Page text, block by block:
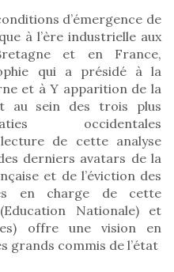
d’émergence de
à l’ère industrielle aux
et en France,
qui a présidé à la
et à Y apparition de la
au sein des trois plus
occidentales
de cette analyse
derniers avatars de la
et de l’éviction des
en charge de cette
Nationale) et
offre une vision en
grands commis de l’état